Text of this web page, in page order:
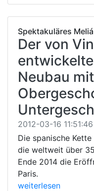
Spektakuläres
Der von
Neubau
2012-03-16 11:51:46
Die spanische
die weltweit über
Ende 2014 die
Paris.
weiterlesen